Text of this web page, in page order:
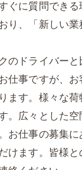
ぐに質問でき
り、「新しい
のドライバー
仕事ですが、
ます。様々な
。広々とした
お仕事の募集
けます。皆様